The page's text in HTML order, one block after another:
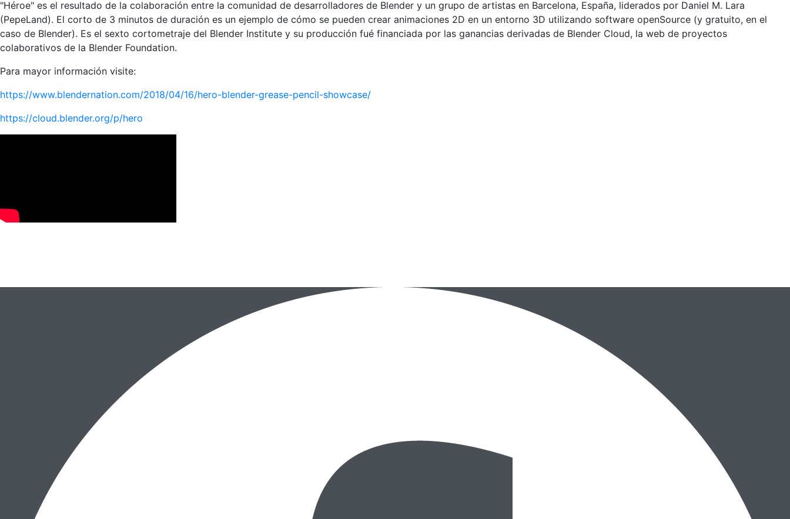
"Héroe" es el resultado de la colaboración entre la comunidad de desarrolladores de Blender y un grupo de artistas en Barcelona, España, liderados por Daniel M. Lara
(PepeLand). El corto de 3 minutos de duración es un ejemplo de cómo se pueden crear animaciones 2D en un entorno 3D utilizando software openSource (y gratuito, en el
caso de Blender). Es el sexto cortometraje del Blender Institute y su producción fué financiada por las ganancias derivadas de Blender Cloud, la web de proyectos
colaborativos de la Blender Foundation.
Para mayor información visite:
https://www.blendernation.com/2018/04/16/hero-blender-grease-pencil-showcase/
https://cloud.blender.org/p/hero